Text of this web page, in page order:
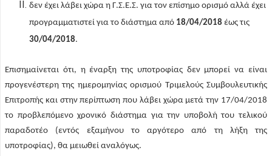
δεν έχει λάβει χώρα η Γ.Σ.Ε.Σ. για τον επίσημο ορισμό αλλά έχει
προγραμματιστεί για το διάστημα από 18/04/2018 έως τις
30/04/2018.
Επισημαίνεται ότι, η έναρξη της υποτροφίας δεν μπορεί να είναι
προγενέστερη της ημερομηνίας ορισμού Τριμελούς Συμβουλευτικής
Επιτροπής και στην περίπτωση που λάβει χώρα μετά την 17/04/2018
το προβλεπόμενο χρονικό διάστημα για την υποβολή του τελικού
παραδοτέο (εντός εξαμήνου το αργότερο από τη λήξη της
υποτροφίας), θα μειωθεί αναλόγως.